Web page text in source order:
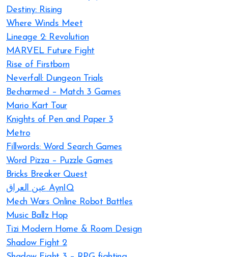
Destiny: Rising
Where Winds Meet
Lineage 2: Revolution
MARVEL Future Fight
Rise of Firstborn
Neverfall: Dungeon Trials
Becharmed – Match 3 Games
Mario Kart Tour
Knights of Pen and Paper 3
Metro
Fillwords: Word Search Games
Word Pizza – Puzzle Games
Bricks Breaker Quest
عين العراق AynIQ
Mech Wars Online Robot Battles
Music Ballz Hop
Tizi Modern Home & Room Design
Shadow Fight 2